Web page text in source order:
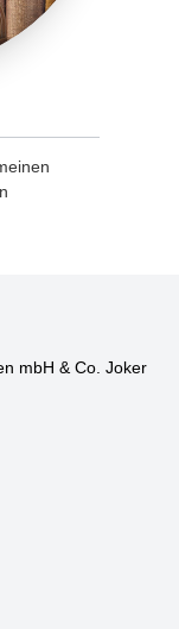
mbH & Co. Joker